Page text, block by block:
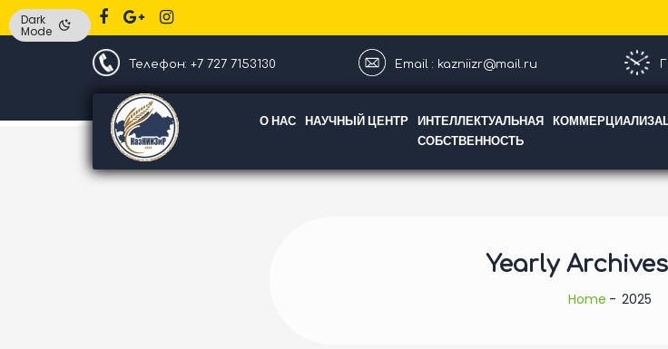
Телефон: +7 727 7153130 Email : kazniizr@mail.ru
О НАС НАУЧНЫЙ ЦЕНТР ИНТЕЛЛЕКТУАЛЬНАЯ
СОБСТВЕННОСТЬ
Yearly
Home 2025
Dark
Mode